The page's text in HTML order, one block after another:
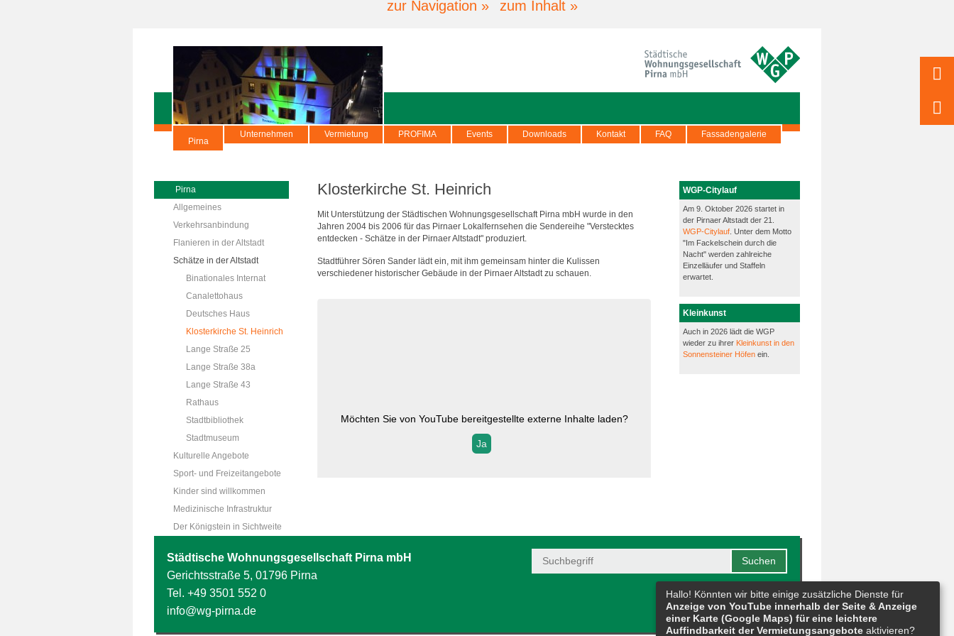
zur Navigation » zum Inhalt »
Pirna
Unternehmen Vermietung PROFIMA Events Downloads Kontakt FAQ Fassadengalerie
Pirna
Allgemeines
Verkehrsanbindung
Flanieren in der Altstadt
Schätze in der Altstadt
Binationales Internat
Canalettohaus
Deutsches Haus
Klosterkirche St. Heinrich
Lange Straße 25
Lange Straße 38a
Lange Straße 43
Rathaus
Stadtbibliothek
Stadtmuseum
Kulturelle Angebote
Sport- und Freizeitangebote
Kinder sind willkommen
Medizinische Infrastruktur
Der Königstein in Sichtweite
Klosterkirche St. Heinrich
Mit Unterstützung der Städtischen Wohnungsgesellschaft Pirna mbH wurde in den
Jahren 2004 bis 2006 für das Pirnaer Lokalfernsehen die Sendereihe "Verstecktes
entdecken - Schätze in der Pirnaer Altstadt" produziert.
Stadtführer Sören Sander lädt ein, mit ihm gemeinsam hinter die Kulissen
verschiedener historischer Gebäude in der Pirnaer Altstadt zu schauen.
Möchten Sie von YouTubebereitgestellte externe Inhalte laden?
Ja
WGP-Citylauf
Am 9. Oktober 2026 startet in
der Pirnaer Altstadt der 21.
WGP-Citylauf . Unter dem Motto
"Im Fackelschein durch die
Nacht" werden zahlreiche
Einzelläufer und Staffeln
erwartet.
Kleinkunst
Auch in 2026 lädt die WGP
wieder zu ihrer Kleinkunst in den
Sonnensteiner Höfen ein.
Städtische Wohnungsgesellschaft Pirna mbH
Gerichtsstraße 5, 01796 Pirna
Tel. +49 3501 552 0
info@wg-pirna.de
Hallo! Könnten wir bitte einige zusätzliche Dienste für
Anzeige von YouTube innerhalb der Seite & Anzeige
einer Karte (Google Maps) für eine leichtere
Auffindbarkeit der Vermietungsangebote aktivieren?